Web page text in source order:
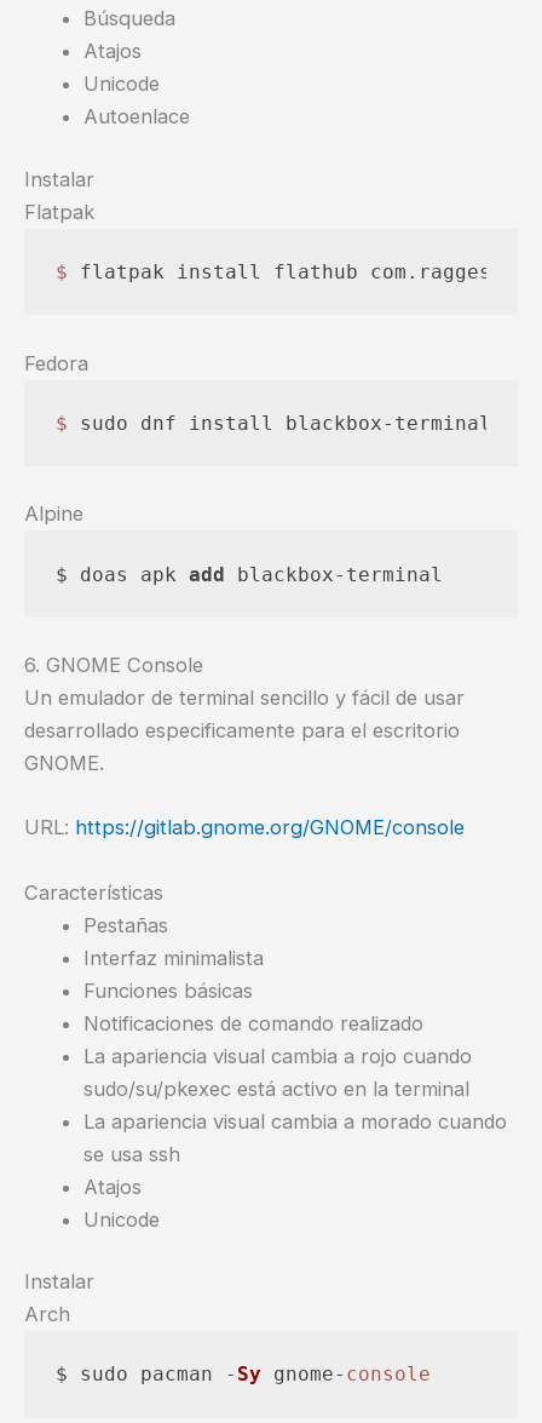
Búsqueda
Atajos
Unicode
Autoenlace
Instalar
Flatpak
$ flatpak install flathub
Fedora
$ sudo dnf install blackbox-terminal
Alpine
$ doas apk add blackbox-terminal
6. GNOME Console
Un emulador de terminal sencillo y fácil de usar
desarrollado especificamente para el escritorio
GNOME.
URL: https://gitlab.gnome.org/GNOME/console
Características
Pestañas
Interfaz minimalista
Funciones básicas
Notificaciones de comando realizado
La apariencia visual cambia a rojo cuando
sudo/su/pkexec está activo en la terminal
La apariencia visual cambia a morado cuando
se usa ssh
Atajos
Unicode
Instalar
Arch
$ sudo pacman - Sy gnome- console